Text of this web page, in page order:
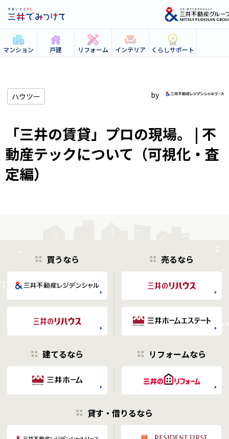
マンション 戸建 リフォーム インテリア くらしサポート
ハウツー
「三井の賃貸」プロの現場。 | 不
動産テックについて（可視化・査
定編）
買うなら 売るなら
建てるなら リフォームなら
貸す・借りるなら